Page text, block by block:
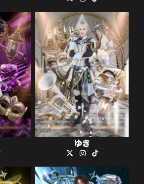
ゆき